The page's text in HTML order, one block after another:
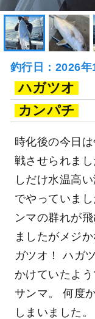
釣行日：2026
ハガツオ
カンパチ
時化後の今日
戦させられま
しだけ水温高
でやっていま
ンマの群れが
ましたがメジ
ガツオ！ ハガ
かけていたよ
サンマ。 何度
しまいました